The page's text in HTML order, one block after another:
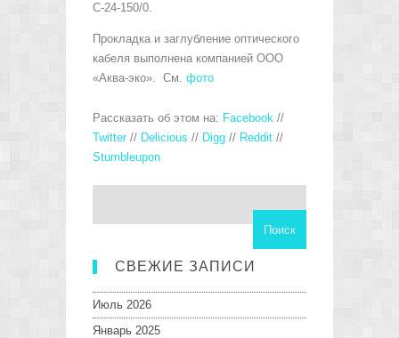
С-24-150/0.
Прокладка и заглубление оптического
кабеля выполнена компанией ООО
«Аква-эко». См. фото
Рассказать об этом на: Facebook //
Twitter// Delicious // Digg // Reddit //
Stumbleupon
СВЕЖИЕ ЗАПИСИ
Июль 2026
Январь 2025